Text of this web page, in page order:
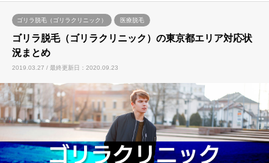
ゴリラ脱毛（ゴリラクリニック） 医療脱毛
ゴリラ脱毛（ゴリラクリニック）の東京都エリア対応状
況まとめ
2019.03.27 / 最終更新日：2020.09.23